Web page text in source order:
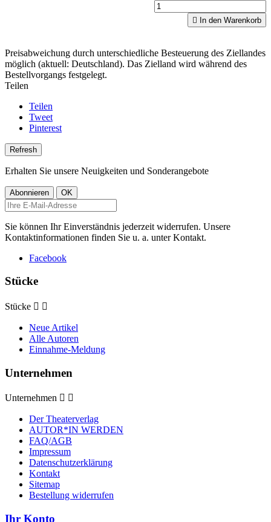
 In den Warenkorb
Preisabweichung durch unterschiedliche Besteuerung des Ziellandes
möglich (aktuell: Deutschland). Das Zielland wird während des
Bestellvorgangs festgelegt.
Teilen
Teilen
Tweet
Pinterest
Erhalten Sie unsere Neuigkeiten und Sonderangebote
Sie können Ihr Einverständnis jederzeit widerrufen. Unsere
Kontaktinformationen finden Sie u. a. unter Kontakt.
Facebook
Stücke
Stücke  
Neue Artikel
Alle Autoren
Einnahme-Meldung
Unternehmen
Unternehmen  
Der Theaterverlag
AUTOR*IN WERDEN
FAQ/AGB
Impressum
Datenschutzerklärung
Kontakt
Sitemap
Bestellung widerrufen
Ihr Konto